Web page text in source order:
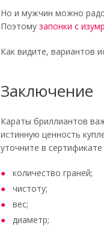
Но и мужчин можно
Поэтому запонки с
Как видите, вариантов
Заключение
Караты бриллиантов
истинную ценность
уточните в
количество граней;
чистоту;
вес;
диаметр;